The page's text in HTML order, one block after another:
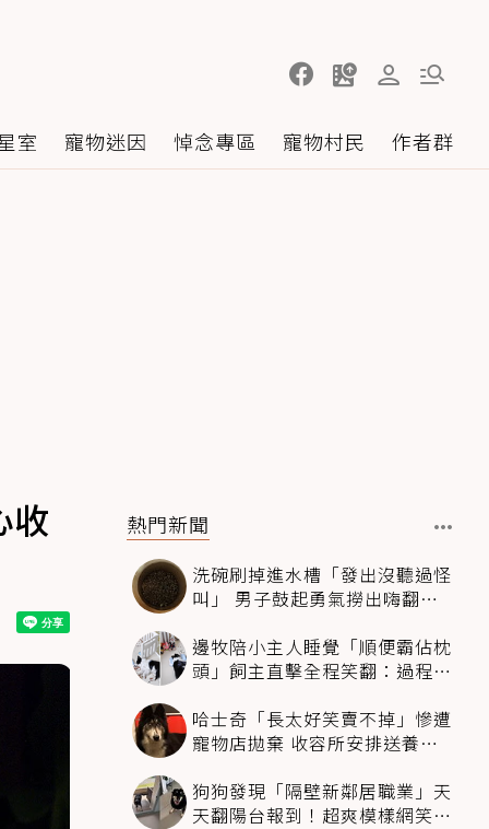
室 寵物迷因 悼念專區 寵物村民 作者群
收
熱門新聞
洗碗刷掉進水槽「發出沒聽過怪
叫」 男子鼓起勇氣撈出嗨翻：
邊牧陪小主人睡覺「順便霸佔枕
頭」飼主直擊全程笑翻：過程絲
哈士奇「長太好笑賣不掉」慘遭
寵物店拋棄 收容所安排送養活
狗狗發現「隔壁新鄰居職業」天
天翻陽台報到！超爽模樣網笑